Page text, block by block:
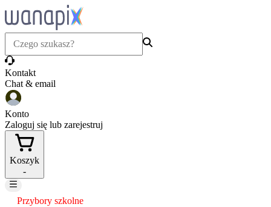
Kontakt
Chat & email
Konto
Zaloguj się lub zarejestruj
Koszyk
-
Przybory szkolne